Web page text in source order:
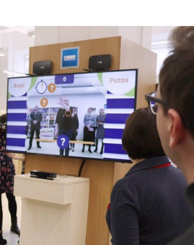
ЖИТОМИРСЬКА ОБЛАСТЬ
ЗАКАРПАТСЬКА ОБЛАСТЬ
ЗАПОРІЗЬКА ОБЛАСТЬ
ІВАНО-ФРАНКІВСЬКА ОБЛАСТЬ
М. КИЇВ
КИЇВСЬКА ОБЛАСТЬ
КІРОВОГРАДСЬКА ОБЛАСТЬ
ЛУГАНСЬКА ОБЛАСТЬ
ЛЬВІВСЬКА ОБЛАСТЬ
МИКОЛАЇВСЬКА ОБЛАСТЬ
ОДЕСЬКА ОБЛАСТЬ